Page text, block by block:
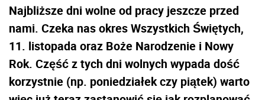
Najbliższe dni wolne od pracy jeszcze przed
nami. Czeka nas okres Wszystkich Świętych,
11. listopada oraz Boże Narodzenie i Nowy
Rok. Część z tych dni wolnych wypada dość
korzystnie (np. poniedziałek czy piątek) warto